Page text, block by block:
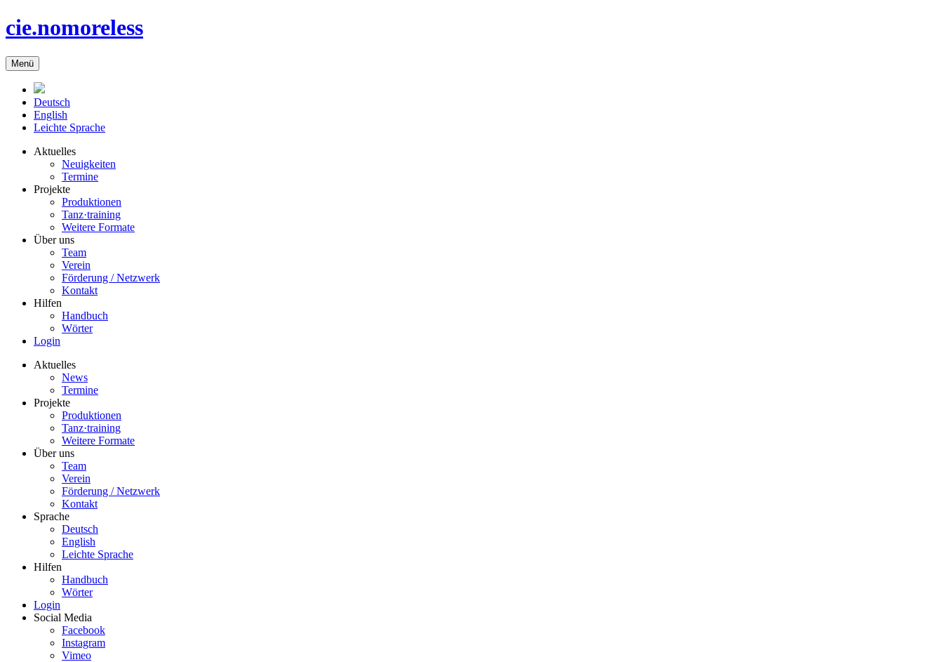
cie.nomoreless
Menü
Deutsch
English
Leichte Sprache
Aktuelles
Neuigkeiten
Termine
Projekte
Produktionen
Tanz·training
Weitere Formate
Über uns
Team
Verein
Förderung / Netzwerk
Kontakt
Hilfen
Handbuch
Wörter
Login
Aktuelles
News
Termine
Projekte
Produktionen
Tanz·training
Weitere Formate
Über uns
Team
Verein
Förderung / Netzwerk
Kontakt
Sprache
Deutsch
English
Leichte Sprache
Hilfen
Handbuch
Wörter
Login
Social Media
Facebook
Instagram
Vimeo